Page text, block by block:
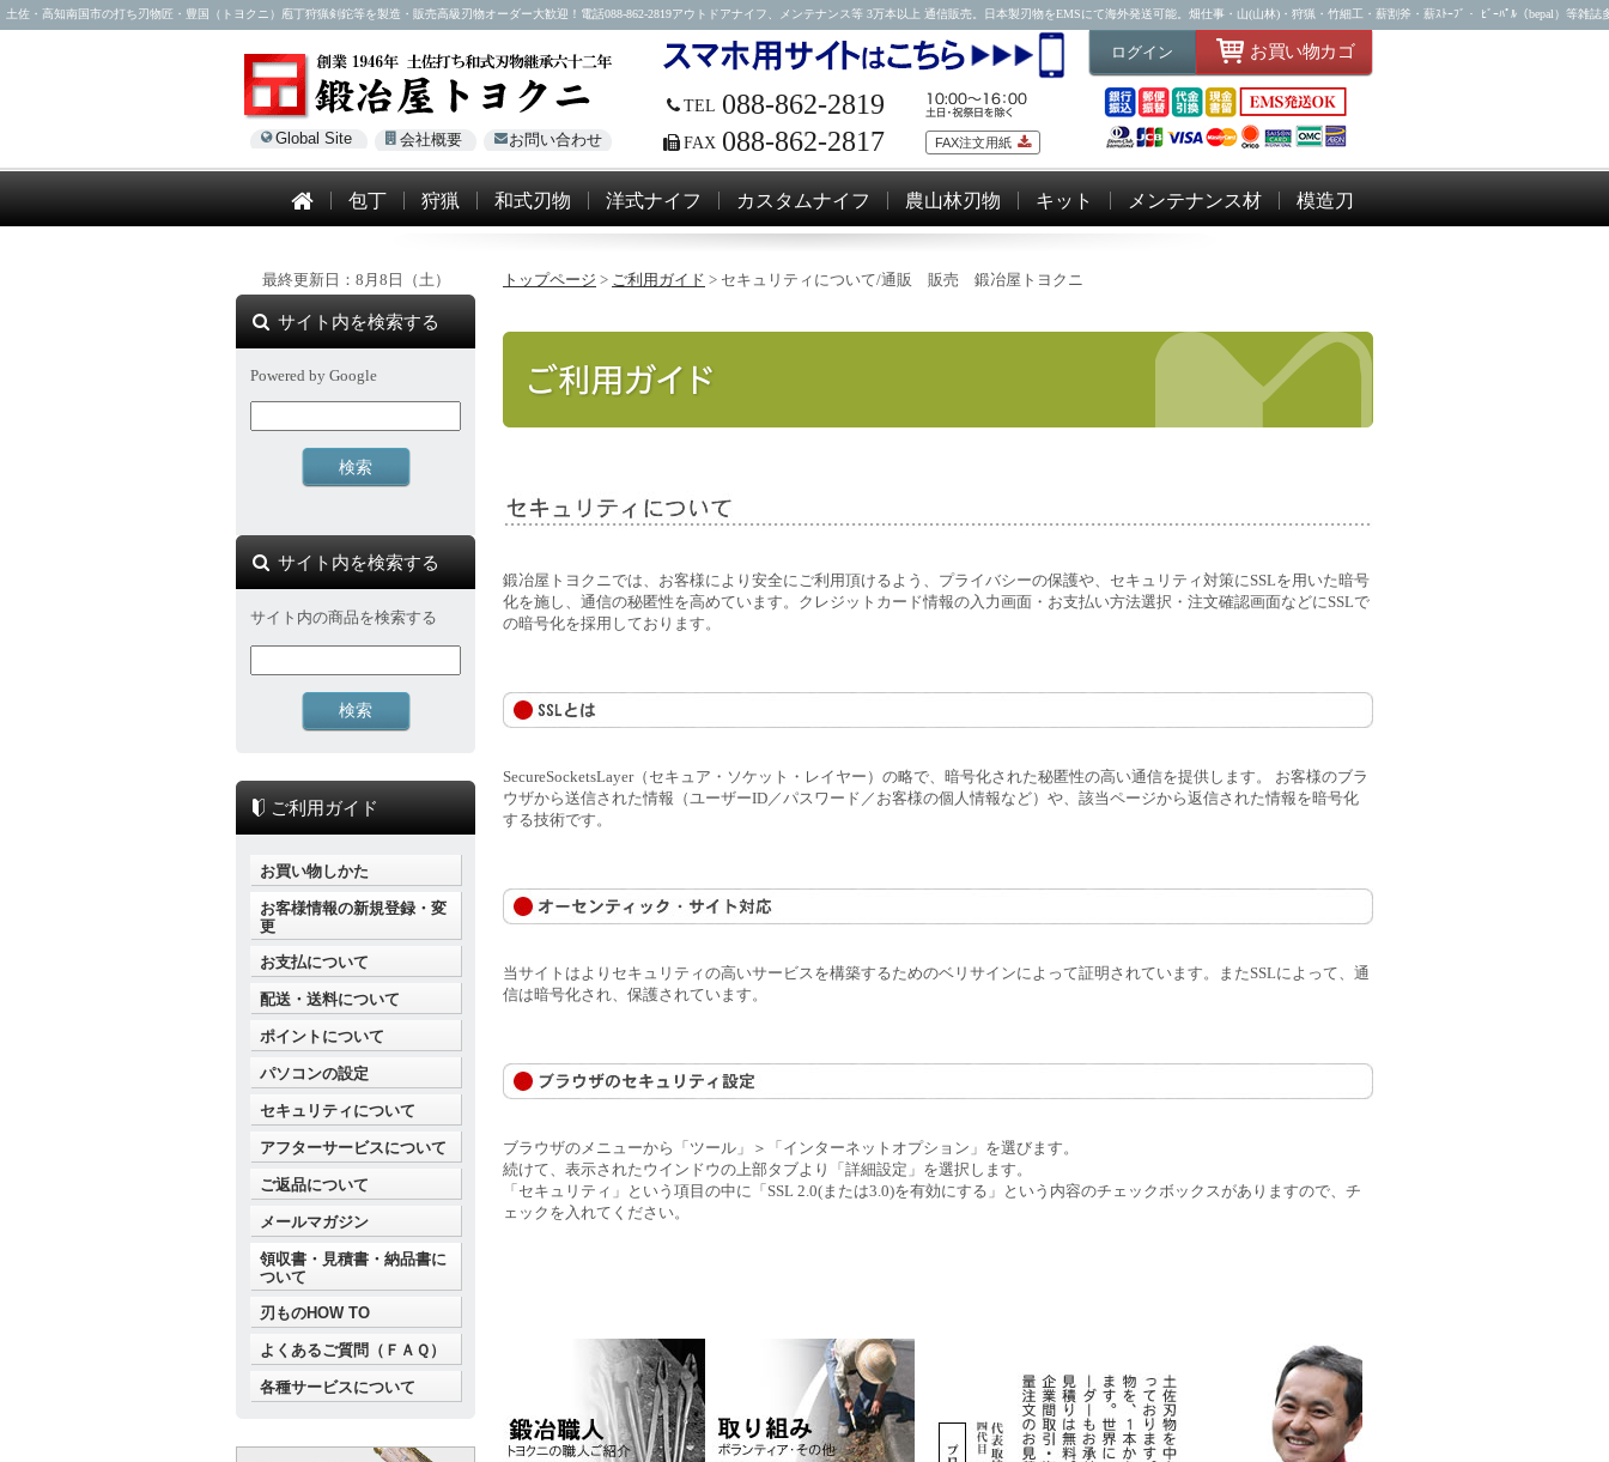
土佐・高知南国市の打ち刃物匠・豊国（トヨクニ）庖丁狩猟剣鉈等を製造・販売高級刃物オーダー大歓迎！電話088-862-2819アウトドアナイフ、メンテナンス等 3万本以上 通信販売。日本製刃物をEMSにて海外発送可能。畑仕事・山(山林)・狩猟・竹細工・薪割斧・薪ｽﾄｰﾌﾞ・ ﾋﾞｰﾊﾟﾙ（bepal）等雑誌
Global Site 会社概要 お問い合わせ
TEL 088-862-2819
FAX 088-862-2817 FAX注文用紙
ログイン お買い物カゴ
包丁 狩猟 和式刃物 洋式ナイフ カスタムナイフ 農山林刃物 キット メンテナンス材 模造刀
トップページ > ご利用ガイド > セキュリティについて/通販 販売 鍛冶屋トヨクニ
鍛冶屋トヨクニでは、お客様により安全にご利用頂けるよう、プライバシーの保護や、セキュリティ対策にSSLを用いた暗号
化を施し、通信の秘匿性を高めています。クレジットカード情報の入力画面・お支払い方法選択・注文確認画面などにSSLで
の暗号化を採用しております。
SecureSocketsLayer（セキュア・ソケット・レイヤー）の略で、暗号化された秘匿性の高い通信を提供します。 お客様のブラ
ウザから送信された情報（ユーザーID／パスワード／お客様の個人情報など）や、該当ページから返信された情報を暗号化
する技術です。
当サイトはよりセキュリティの高いサービスを構築するためのベリサインによって証明されています。またSSLによって、通
信は暗号化され、保護されています。
ブラウザのメニューから「ツール」＞「インターネットオプション」を選びます。
続けて、表示されたウインドウの上部タブより「詳細設定」を選択します。
「セキュリティ」という項目の中に「SSL 2.0(または3.0)を有効にする」という内容のチェックボックスがありますので、チ
ェックを入れてください。
最終更新日：8月8日（土）
サイト内を検索する
Powered by Google
サイト内を検索する
サイト内の商品を検索する
ご利用ガイド
お買い物しかた
お客様情報の新規登録・変
更
お支払について
配送・送料について
ポイントについて
パソコンの設定
セキュリティについて
アフターサービスについて
ご返品について
メールマガジン
領収書・見積書・納品書に
ついて
刃ものHOW TO
よくあるご質問（ＦＡＱ）
各種サービスについて